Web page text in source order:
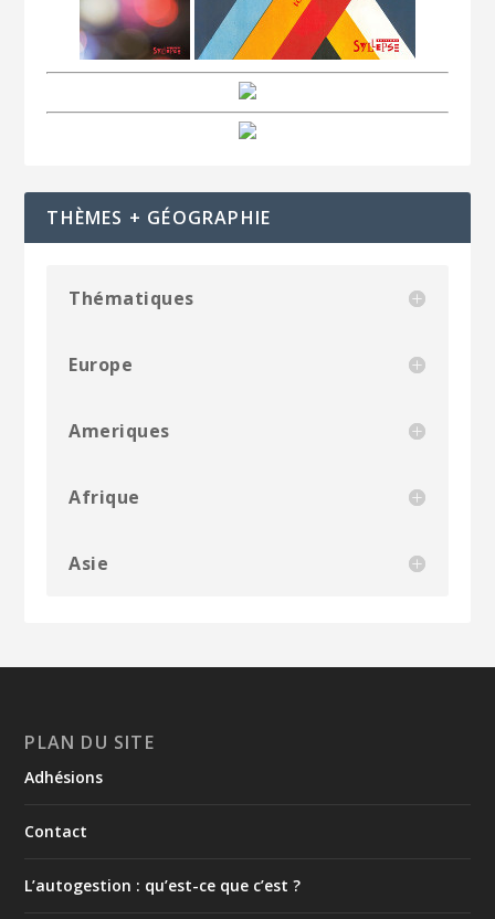
THÈMES + GÉOGRAPHIE
Thématiques
Europe
Ameriques
Afrique
Asie
PLAN DU SITE
Adhésions
Contact
L’autogestion : qu’est-ce que c’est ?